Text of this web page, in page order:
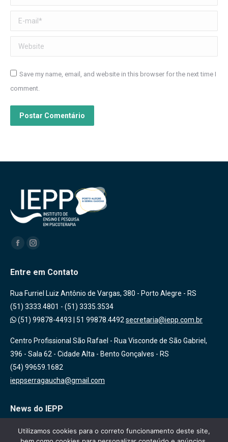
E-mail *
Website
Save my name, email, and website in this browser for the next time I
comment.
Postar Comentário
Encontre-nos em:
FacebookInstagram
Entre em Contato
Rua Furriel Luiz Antônio de Vargas, 380 - Porto Alegre - RS
(51) 3333.4801 - (51) 3335.3534
(51) 99878-4493
51 99878.4492 secretaria@iepp.com.br
Centro Profissional São Rafael - Rua Visconde de São Gabriel,
396 - Sala 62 - Cidade Alta - Bento Gonçalves - RS
(54) 99659.1682
ieppserragaucha@gmail.com
News do IEPP
Inscreva-se em nossa lista de emails para receber novidades
Utilizamos cookies para o correto funcionamento deste site,